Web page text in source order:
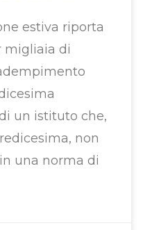
estiva riporta
migliaia di
un istituto che,
non
una norma di